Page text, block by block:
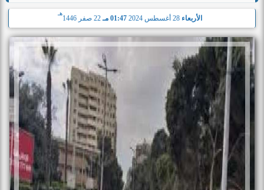
الأربعاء 28 أغسطس 2024 01:47 مـ 22 صفر 1446
هـ